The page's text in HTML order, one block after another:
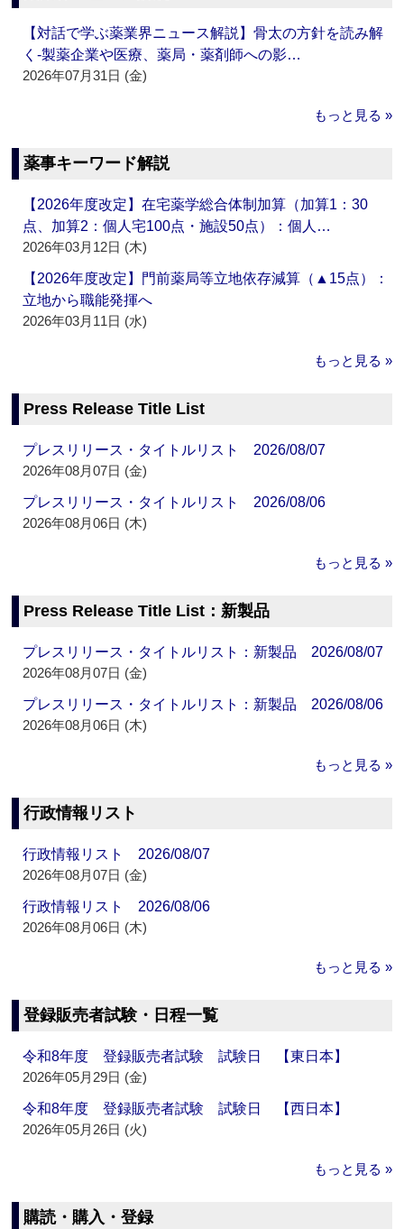
【対話で学ぶ薬業界ニュース解説】骨太の方針を読み解
く‐製薬企業や医療、薬局・薬剤師への影…
2026年07月31日 (金)
もっと見る »
薬事キーワード解説
【2026年度改定】在宅薬学総合体制加算（加算1：30
点、加算2：個人宅100点・施設50点）：個人…
2026年03月12日 (木)
【2026年度改定】門前薬局等立地依存減算（▲15点）：
立地から職能発揮へ
2026年03月11日 (水)
もっと見る »
Press Release Title List
プレスリリース・タイトルリスト 2026/08/07
2026年08月07日 (金)
プレスリリース・タイトルリスト 2026/08/06
2026年08月06日 (木)
もっと見る »
Press Release Title List：新製品
プレスリリース・タイトルリスト：新製品 2026/08/07
2026年08月07日 (金)
プレスリリース・タイトルリスト：新製品 2026/08/06
2026年08月06日 (木)
もっと見る »
行政情報リスト
行政情報リスト 2026/08/07
2026年08月07日 (金)
行政情報リスト 2026/08/06
2026年08月06日 (木)
もっと見る »
登録販売者試験・日程一覧
令和8年度 登録販売者試験 試験日 【東日本】
2026年05月29日 (金)
令和8年度 登録販売者試験 試験日 【西日本】
2026年05月26日 (火)
もっと見る »
購読・購入・登録